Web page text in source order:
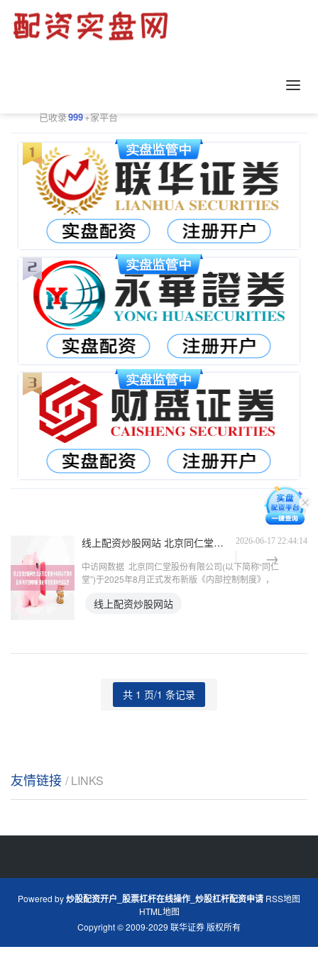
已收录999+家平台
线上配资炒股网站 北京同仁堂股份有限公司发布新版内部控制制度 强化风险管理与合规运营 2026-06-17 22:44:14
中访网数据 北京同仁堂股份有限公司(以下简称“同仁
堂”)于2025年8月正式发布新版《内部控制制度》，
确保合规经营与财务信息透明。该制度依据《公司
线上配资炒股网站
共 1 页/1 条记录
友情链接 / LINKS
Powered by炒股配资开户_股票杠杆在线操作_炒股杠杆配资申请 RSS地图
HTML地图
Copyright© 2009-2029 联华证券版权所有